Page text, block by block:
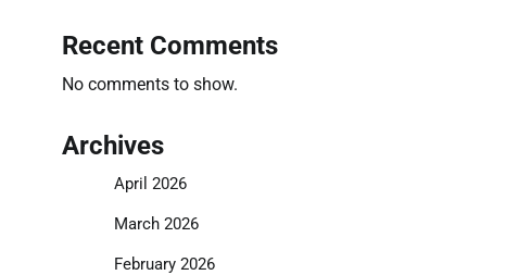
Recent Comments
No comments to show.
Archives
April 2026
March 2026
February 2026